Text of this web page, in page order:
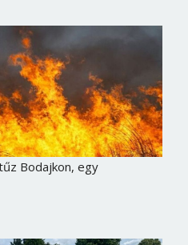
Bodajkon, egy